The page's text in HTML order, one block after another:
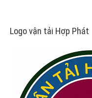
Logo vận tải Hợp Phát